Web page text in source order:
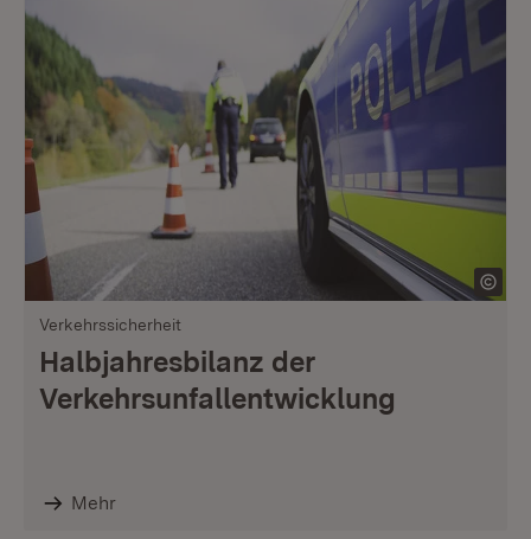
Verkehrssicherheit
Halbjahresbilanz der
Verkehrsunfallentwicklung
Mehr